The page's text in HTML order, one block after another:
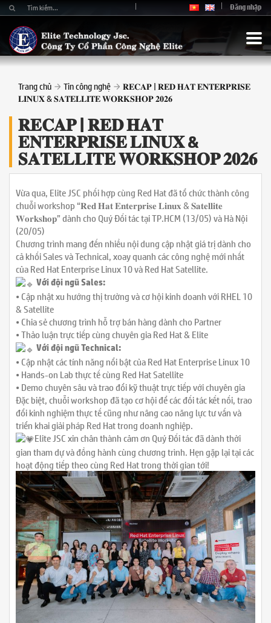
Đăng nhập
Trang chủ Tin công nghệ
𝐑𝐄𝐂𝐀𝐏 | 𝐑𝐄𝐃 𝐇𝐀𝐓 𝐄𝐍𝐓𝐄𝐑𝐏𝐑𝐈𝐒𝐄
𝐋𝐈𝐍𝐔𝐗 & 𝐒𝐀𝐓𝐄𝐋𝐋𝐈𝐓𝐄 𝐖𝐎𝐑𝐊𝐒𝐇𝐎𝐏 𝟐𝟎𝟐𝟔
𝐑𝐄𝐂𝐀𝐏 | 𝐑𝐄𝐃 𝐇𝐀𝐓
𝐄𝐍𝐓𝐄𝐑𝐏𝐑𝐈𝐒𝐄 𝐋𝐈𝐍𝐔𝐗 &
𝐒𝐀𝐓𝐄𝐋𝐋𝐈𝐓𝐄 𝐖𝐎𝐑𝐊𝐒𝐇𝐎𝐏 𝟐𝟎𝟐𝟔
Vừa qua, Elite JSC phối hợp cùng Red Hat đã tổ chức thành công
chuỗi workshop “𝐑𝐞𝐝 𝐇𝐚𝐭 𝐄𝐧𝐭𝐞𝐫𝐩𝐫𝐢𝐬𝐞 𝐋𝐢𝐧𝐮𝐱 & 𝐒𝐚𝐭𝐞𝐥𝐥𝐢𝐭𝐞
𝐖𝐨𝐫𝐤𝐬𝐡𝐨𝐩” dành cho Quý Đối tác tại TP.HCM (13/05) và Hà Nội
(20/05)
Chương trình mang đến nhiều nội dung cập nhật giá trị dành cho
cả khối Sales và Technical, xoay quanh các công nghệ mới nhất
của Red Hat Enterprise Linux 10 và Red Hat Satellite.
Với đội ngũ Sales:
• Cập nhật xu hướng thị trường và cơ hội kinh doanh với RHEL 10
& Satellite
• Chia sẻ chương trình hỗ trợ bán hàng dành cho Partner
• Thảo luận trực tiếp cùng chuyên gia Red Hat & Elite
Với đội ngũ Technical:
• Cập nhật các tính năng nổi bật của Red Hat Enterprise Linux 10
• Hands-on Lab thực tế cùng Red Hat Satellite
• Demo chuyên sâu và trao đổi kỹ thuật trực tiếp với chuyên gia
Đặc biệt, chuỗi workshop đã tạo cơ hội để các đối tác kết nối, trao
đổi kinh nghiệm thực tế cũng như nâng cao năng lực tư vấn và
triển khai giải pháp Red Hat trong doanh nghiệp.
Elite JSC xin chân thành cảm ơn Quý Đối tác đã dành thời
gian tham dự và đồng hành cùng chương trình. Hẹn gặp lại tại các
hoạt động tiếp theo cùng Red Hat trong thời gian tới!